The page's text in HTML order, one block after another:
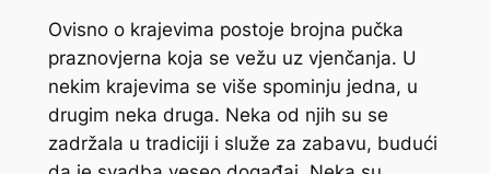
Ovisno o krajevima postoje brojna pučka
praznovjerna koja se vežu uz vjenčanja. U
nekim krajevima se više spominju jedna, u
drugim neka druga. Neka od njih su se
zadržala u tradiciji i služe za zabavu, budući